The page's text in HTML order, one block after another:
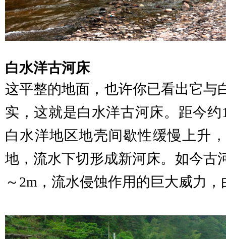
白水洋古河床
这平整的地面，也许你已看出它与
实，这就是白水洋古河床。距今约
白水洋地区地壳间歇性缓慢上升
地，流水下切形成新河床。如今古
～2m，流水侵蚀作用的巨大威力